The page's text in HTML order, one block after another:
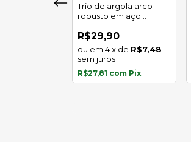
Trio de argola arco
robusto em aço
R$29,90
4x de R$7,48
sem juros
R$27,81 com Pix